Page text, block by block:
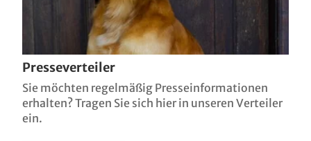
Presseverteiler
Sie möchten regelmäßig Presseinformationen
erhalten? Tragen Sie sich hier in unseren Verteiler
ein.